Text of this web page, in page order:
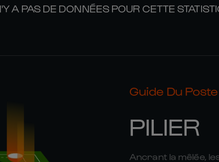
A PAS DE DONNÉES POUR CETTE
Guide Du Poste
PILIER
Ancrant la mêlée,